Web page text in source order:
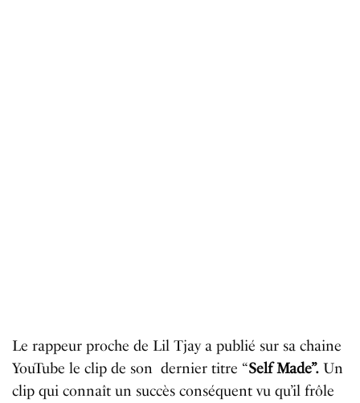
Le rappeur proche de Lil Tjay a publié sur sa chaine
YouTube le clip de son dernier titre “Self Made”. Un
clip qui connaît un succès conséquent vu qu’il frôle